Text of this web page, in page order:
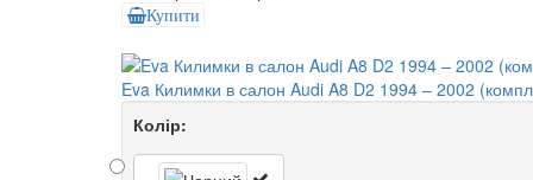
Купити
Eva Килимки в салон Audi A8 D2 1994 – 2002
Колір: